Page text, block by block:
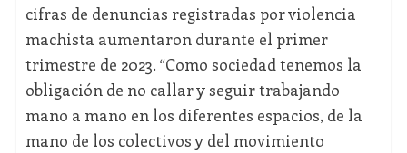
cifras de denuncias registradas por violencia
machista aumentaron durante el primer
trimestre de 2023. “Como sociedad tenemos la
obligación de no callar y seguir trabajando
mano a mano en los diferentes espacios, de la
mano de los colectivos y del movimiento